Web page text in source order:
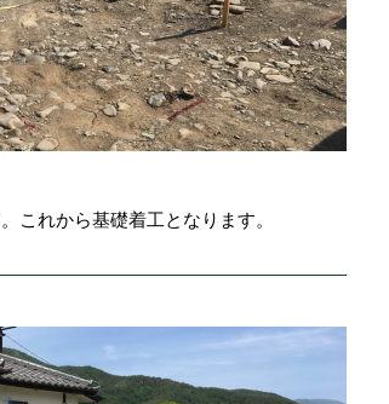
これから基礎着工となります。